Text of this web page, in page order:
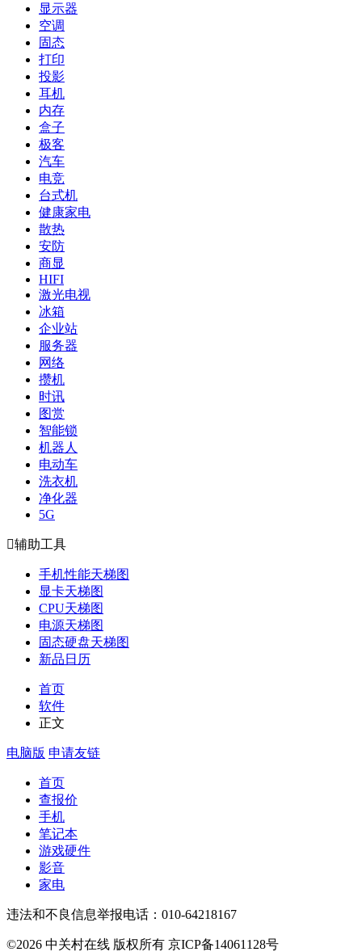
显示器
空调
固态
打印
投影
耳机
内存
盒子
极客
汽车
电竞
台式机
健康家电
散热
安防
商显
HIFI
激光电视
冰箱
企业站
服务器
网络
攒机
时讯
图赏
智能锁
机器人
电动车
洗衣机
净化器
5G
辅助工具
手机性能天梯图
显卡天梯图
CPU天梯图
电源天梯图
固态硬盘天梯图
新品日历
首页
软件
正文
电脑版 申请友链
首页
查报价
手机
笔记本
游戏硬件
影音
家电
违法和不良信息举报电话：010-64218167
©2026 中关村在线 版权所有 京ICP备14061128号